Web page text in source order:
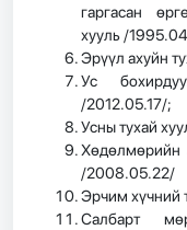
гаргасан
хууль /
Эрүүл ахуйн
Ус
/2012.05.17/;
Усны тухай
Хөдөлмөрийн
/2008.05.22/
Эрчим хүчний
Салбарт